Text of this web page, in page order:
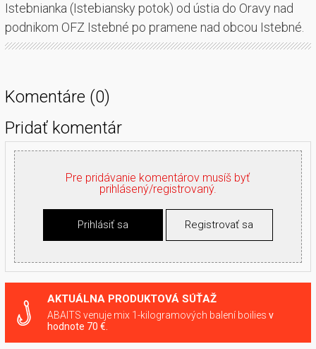
Istebnianka (Istebiansky potok) od ústia do Oravy nad
podnikom OFZ Istebné po pramene nad obcou Istebné.
Komentáre (0)
Pridať komentár
Pre pridávanie komentárov musíš byť
prihlásený/registrovaný.
Prihlásiť sa Registrovať sa
AKTUÁLNA PRODUKTOVÁ SÚŤAŽ
ABAITS venuje mix 1-kilogramových balení boilies v
hodnote 70 €.